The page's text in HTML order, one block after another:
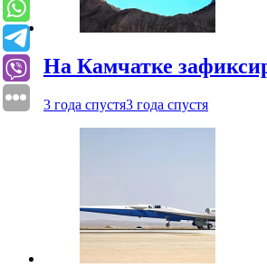
На Камчатке
3 года спустя3 года спустя